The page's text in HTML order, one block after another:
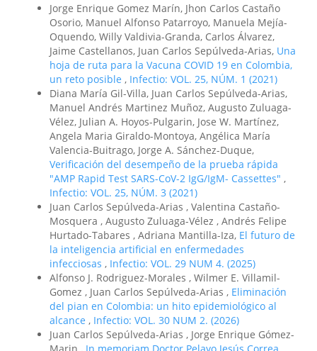
Jorge Enrique Gomez Marín, Jhon Carlos Castaño
Osorio, Manuel Alfonso Patarroyo, Manuela Mejía-
Oquendo, Willy Valdivia-Granda, Carlos Álvarez,
Jaime Castellanos, Juan Carlos Sepúlveda-Arias, Una
hoja de ruta para la Vacuna COVID 19 en Colombia,
un reto posible , Infectio: VOL. 25, NÚM. 1 (2021)
Diana María Gil-Villa, Juan Carlos Sepúlveda-Arias,
Manuel Andrés Martinez Muñoz, Augusto Zuluaga-
Vélez, Julian A. Hoyos-Pulgarin, Jose W. Martínez,
Angela Maria Giraldo-Montoya, Angélica María
Valencia-Buitrago, Jorge A. Sánchez-Duque,
Verificación del desempeño de la prueba rápida
"AMP Rapid Test SARS-CoV-2 IgG/IgM- Cassettes" ,
Infectio: VOL. 25, NÚM. 3 (2021)
Juan Carlos Sepúlveda-Arias , Valentina Castaño-
Mosquera , Augusto Zuluaga-Vélez , Andrés Felipe
Hurtado-Tabares , Adriana Mantilla-Iza, El futuro de
la inteligencia artificial en enfermedades
infecciosas , Infectio: VOL. 29 NUM 4. (2025)
Alfonso J. Rodriguez-Morales , Wilmer E. Villamil-
Gomez , Juan Carlos Sepúlveda-Arias , Eliminación
del pian en Colombia: un hito epidemiológico al
alcance , Infectio: VOL. 30 NUM 2. (2026)
Juan Carlos Sepúlveda-Arias , Jorge Enrique Gómez-
Marin , In memoriam Doctor Pelayo Jesús Correa